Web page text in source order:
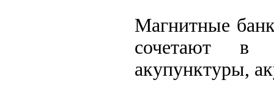
Магнитные
сочетают в
акупунктуры,